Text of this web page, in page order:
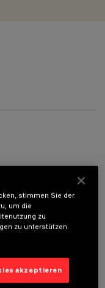
mit 15 optischen
- flood-
aus
für die
Thermoplast, in
stimmen Sie der
um die
zu
zu unterstützen.
akzeptieren